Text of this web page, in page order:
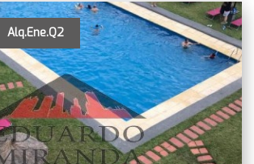
Alq.Ene.Q2